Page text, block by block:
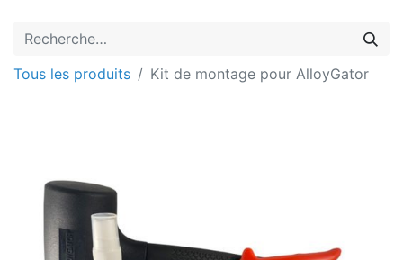
Tous les produits Kit de montage pour AlloyGator